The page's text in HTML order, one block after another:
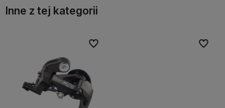
Inne z tej kategorii
Do ulubionych
Do ulubionych Do
Do